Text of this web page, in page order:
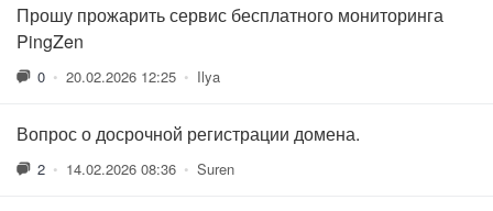
Прошу прожарить сервис бесплатного мониторинга
PingZen
0 • 20.02.2026 12:25 • Ilya
Вопрос о досрочной регистрации домена.
2 • 14.02.2026 08:36 • Suren